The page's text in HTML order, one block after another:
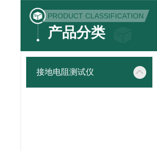
PRODUCT CLASSIFICATION
产品分类
接地电阻测试仪